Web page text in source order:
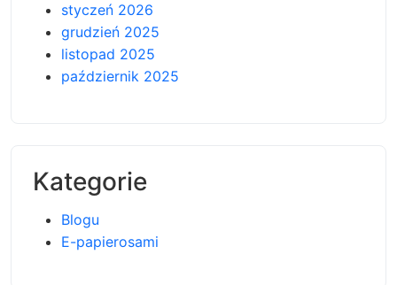
styczeń 2026
grudzień 2025
listopad 2025
październik 2025
Kategorie
Blogu
E-papierosami